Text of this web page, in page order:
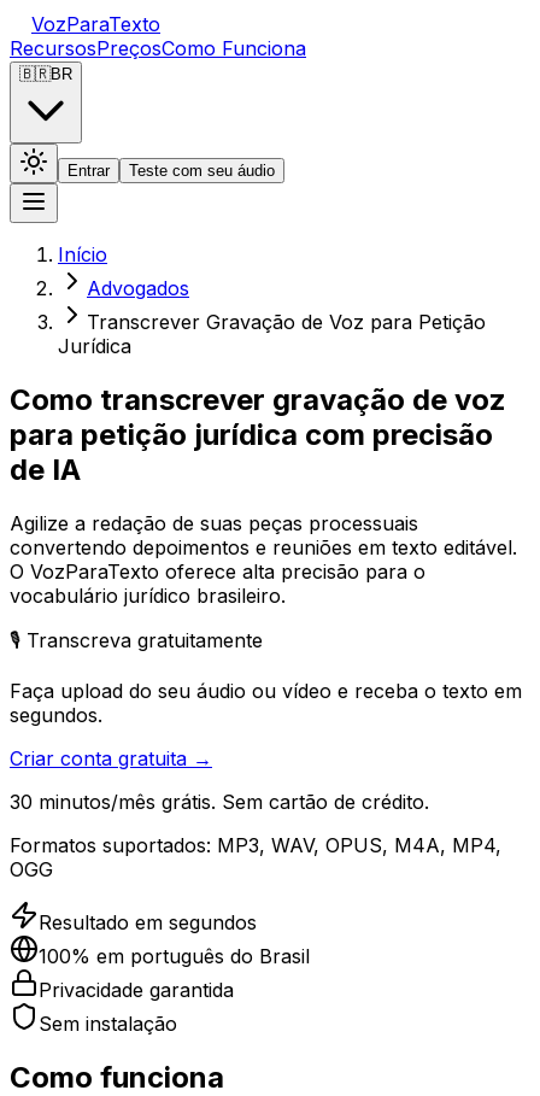
VozParaTexto
RecursosPreçosComo Funciona
🇧🇷BR
Entrar Teste com seu áudio
Início
Advogados
Transcrever Gravação de Voz para Petição
Jurídica
Como transcrever gravação de voz
para petição jurídica com precisão
de IA
Agilize a redação de suas peças processuais
convertendo depoimentos e reuniões em texto editável.
O VozParaTexto oferece alta precisão para o
vocabulário jurídico brasileiro.
🎙️ Transcreva gratuitamente
Faça upload do seu áudio ou vídeo e receba o texto em
segundos.
Criar conta gratuita →
30 minutos/mês grátis. Sem cartão de crédito.
Formatos suportados: MP3, WAV, OPUS, M4A, MP4,
OGG
Resultado em segundos
100% em português do Brasil
Privacidade garantida
Sem instalação
Como funciona